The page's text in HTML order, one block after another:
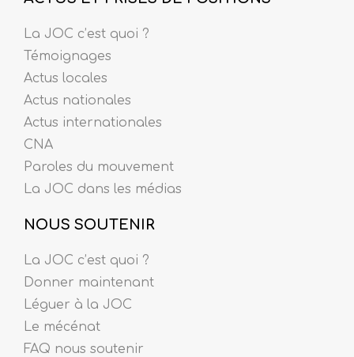
La JOC c’est quoi ?
Témoignages
Actus locales
Actus nationales
Actus internationales
CNA
Paroles du mouvement
La JOC dans les médias
NOUS SOUTENIR
La JOC c’est quoi ?
Donner maintenant
Léguer à la JOC
Le mécénat
FAQ nous soutenir